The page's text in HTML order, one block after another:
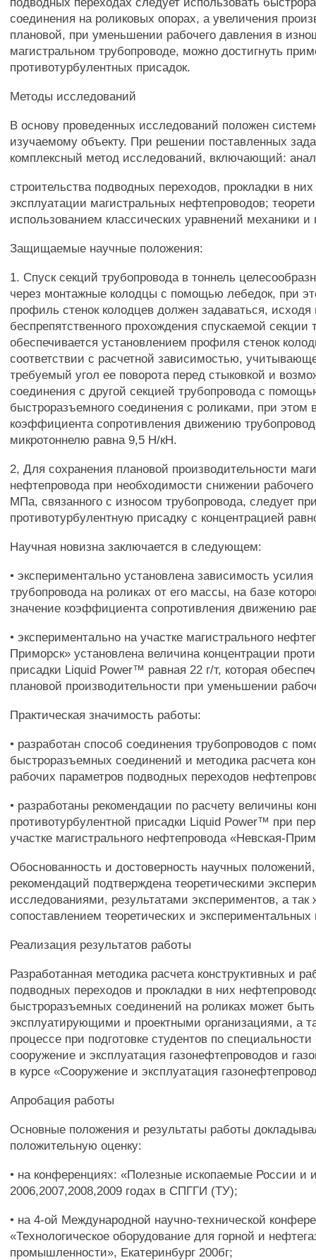
соединения на роликовых опорах, а увеличения
плановой, при уменьшении рабочего давления в
магистральном трубопроводе, можно достигнуть
противотурбулентных присадок.
Методы исследований
В основу проведенных исследований положен
изучаемому объекту. При решении поставленных
комплексный метод исследований, включающий:
строительства подводных переходов, прокладки в
эксплуатации магистральных нефтепроводов;
использованием классических уравнений механики и
Защищаемые научные положения:
1. Спуск секций трубопровода в тоннель
через монтажные колодцы с помощью лебедок, при
профиль стенок колодцев должен задаваться, исходя
беспрепятственного прохождения спускаемой секции
обеспечивается установлением профиля стенок
соответствии с расчетной зависимостью,
требуемый угол ее поворота перед стыковкой и
соединения с другой секцией трубопровода с
быстроразъемного соединения с роликами, при этом
коэффициента сопротивления движению
микротоннелю равна 9,5 Н/кН.
2, Для сохранения плановой производительности
нефтепровода при необходимости снижении
МПа, связанного с износом трубопровода, следует
противотурбулентную присадку с концентрацией
Научная новизна заключается в следующем:
• экспериментально установлена зависимость
трубопровода на роликах от его массы, на базе
значение коэффициента сопротивления движению
• экспериментально на участке магистрального
Приморск» установлена величина концентрации
присадки Liquid Power™ равная 22 г/т, которая
плановой производительности при уменьшении
Практическая значимость работы:
• разработан способ соединения трубопроводов с
быстроразъемных соединений и методика расчета
рабочих параметров подводных переходов
• разработаны рекомендации по расчету величины
противотурбулентной присадки Liquid Power™ при
участке магистрального нефтепровода «Невская-
Обоснованность и достоверность научных
рекомендаций подтверждена теоретическими
исследованиями, результатами экспериментов, а так
сопоставлением теоретических и
Реализация результатов работы
Разработанная методика расчета конструктивных и
подводных переходов и прокладки в них
быстроразъемных соединений на роликах может
эксплуатирующими и проектными организациями, а
процессе при подготовке студентов по
сооружение и эксплуатация газонефтепроводов и
в курсе «Сооружение и эксплуатация
Апробация работы
Основные положения и результаты работы
положительную оценку:
• на конференциях: «Полезные ископаемые России и
2006,2007,2008,2009 годах в СПГГИ (ТУ);
• на 4-ой Международной научно-технической
«Технологическое оборудование для горной и
промышленности», Екатеринбург 200бг;